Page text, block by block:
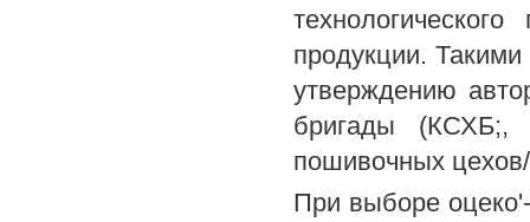
продукции. Такими
утверждению
бригады (КСХБ;,
пошивочных
При выборе